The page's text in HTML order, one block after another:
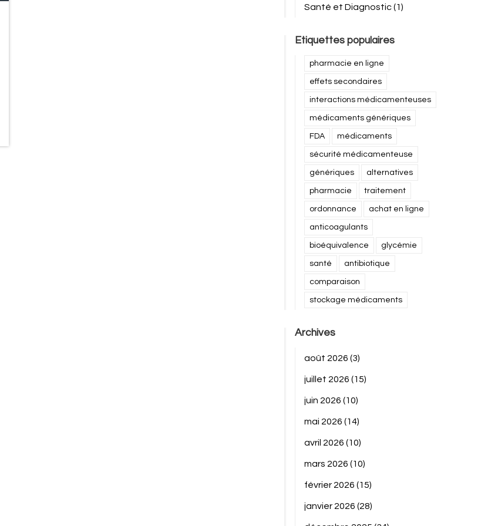
Santé et Diagnostic(1)
Etiquettes populaires
pharmacie en ligne
effets secondaires
interactions médicamenteuses
médicaments génériques
FDA médicaments
sécurité médicamenteuse
génériques alternatives
pharmacie traitement
ordonnance achat en ligne
anticoagulants
bioéquivalence glycémie
santé antibiotique
comparaison
stockage médicaments
Archives
août 2026 (3)
juillet 2026 (15)
juin 2026 (10)
mai 2026 (14)
avril 2026 (10)
mars 2026 (10)
février 2026 (15)
janvier 2026 (28)